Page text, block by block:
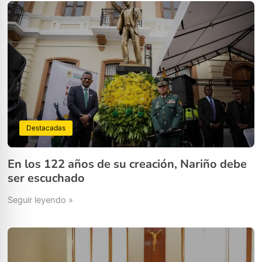
Destacadas
En los 122 años de su creación, Nariño debe
ser escuchado
Seguir leyendo »